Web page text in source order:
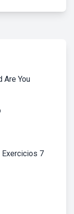
Are You
Exercicios 7